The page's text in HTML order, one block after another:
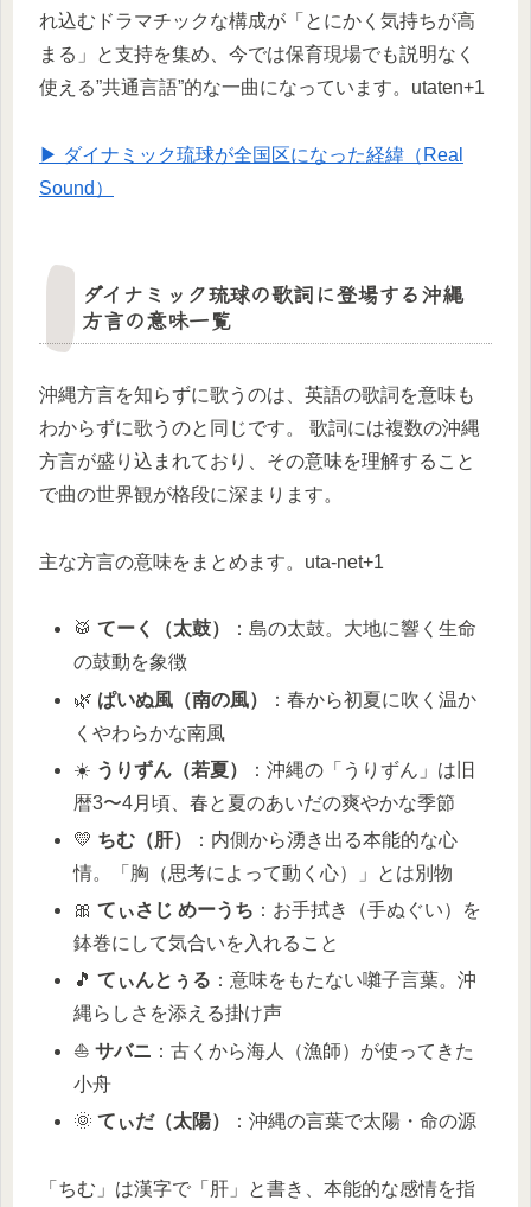
れ込むドラマチックな構成が「とにかく気持ちが高
まる」と支持を集め、今では保育現場でも説明なく
使える”共通言語”的な一曲になっています。utaten+1
▶ ダイナミック琉球が全国区になった経緯（Real
Sound）
ダイナミック琉球の歌詞に登場する沖縄
方言の意味一覧
沖縄方言を知らずに歌うのは、英語の歌詞を意味も
わからずに歌うのと同じです。 歌詞には複数の沖縄
方言が盛り込まれており、その意味を理解すること
で曲の世界観が格段に深まります。
主な方言の意味をまとめます。uta-net+1
🥁てーく（太鼓）
：島の太鼓。大地に響く生命
の鼓動を象徴
🌿 ぱいぬ風（南の風）
：春から初夏に吹く温か
くやわらかな南風
☀️ うりずん（若夏）
：沖縄の「うりずん」は旧
暦3〜4月頃、春と夏のあいだの爽やかな季節
💛 ちむ（肝）
：内側から湧き出る本能的な心
情。「胸（思考によって動く心）」とは別物
🎀てぃさじ めーうち ：お手拭き（手ぬぐい）を
鉢巻にして気合いを入れること
🎵てぃんとぅる ：意味をもたない囃子言葉。沖
縄らしさを添える掛け声
⛵サバニ ：古くから海人（漁師）が使ってきた
小舟
🌞てぃだ（太陽） ：沖縄の言葉で太陽・命の源
「ちむ」は漢字で「肝」と書き、本能的な感情を指